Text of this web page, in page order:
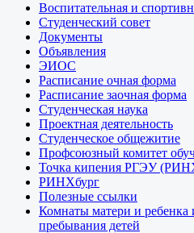
Воспитательная и
Студенческий совет
Документы
Объявления
ЭИОС
Расписание очная форма
Расписание заочная форма
Студенческая наука
Проектная деятельность
Студенческое общежитие
Профсоюзный комитет
Точка кипения РГЭУ
РИНХбург
Полезные ссылки
Комнаты матери и ребенка
пребывания детей